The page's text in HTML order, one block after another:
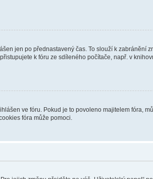
jen po přednastavený čas. To slouží k zabránění
k fóru ze sdíleného počítače, např. v
ve fóru. Pokud je to povoleno majitelem fóra,
fóra může pomoci.